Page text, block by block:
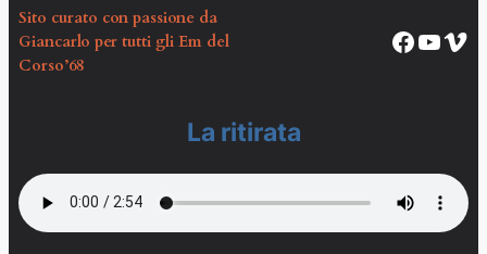
Sito curato con passione da
Giancarlo per tutti gli Em del
Corso’68
Pagina Facebook Corso EM68
Canale YouTube Corso EM68
La ritirata